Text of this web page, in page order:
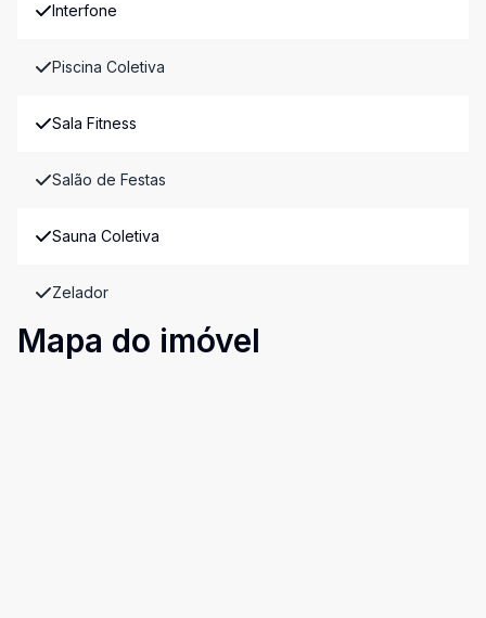
Interfone
Piscina Coletiva
Sala Fitness
Salão de Festas
Sauna Coletiva
Zelador
Mapa do imóvel